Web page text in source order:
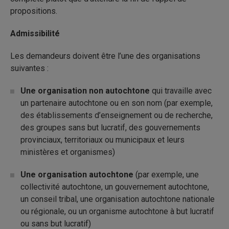
propositions.
Admissibilité
Les demandeurs doivent être l’une des organisations
suivantes :
Une organisation non autochtone qui travaille avec
un partenaire autochtone ou en son nom (par exemple,
des établissements d’enseignement ou de recherche,
des groupes sans but lucratif, des gouvernements
provinciaux, territoriaux ou municipaux et leurs
ministères et organismes)
Une organisation autochtone (par exemple, une
collectivité autochtone, un gouvernement autochtone,
un conseil tribal, une organisation autochtone nationale
ou régionale, ou un organisme autochtone à but lucratif
ou sans but lucratif)